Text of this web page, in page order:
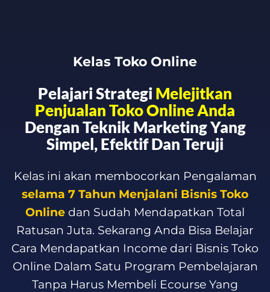
Kelas Toko Online
Pelajari StrategiMelejitkan
Penjualan Toko Online Anda
Dengan Teknik Marketing Yang
Simpel, Efektif Dan Teruji
Kelas ini akan membocorkan Pengalaman
selama 7 Tahun Menjalani Bisnis Toko
Online dan Sudah Mendapatkan Total
Ratusan Juta. Sekarang Anda Bisa Belajar
Cara Mendapatkan Income dari Bisnis Toko
Online Dalam Satu Program Pembelajaran
Tanpa Harus Membeli Ecourse Yang